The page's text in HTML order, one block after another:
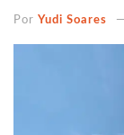
Por Yudi Soares